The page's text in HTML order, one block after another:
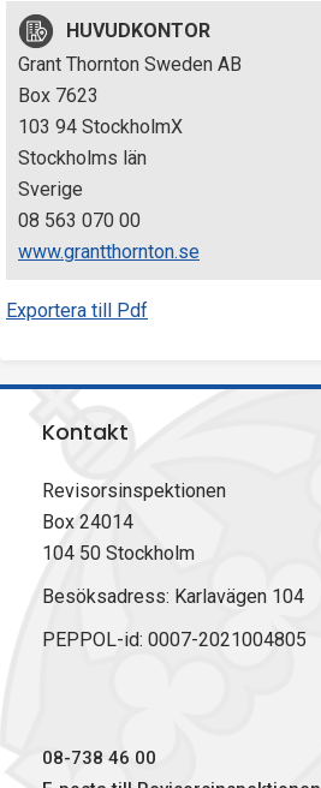
n
e
n
HUVUDKONTOR
Grant Thornton Sweden AB
Box 7623
103 94 StockholmX
Stockholms län
Sverige
08 563 070 00
www.grantthornton.se
Exportera till Pdf
Kontakt
Revisorsinspektionen
Box 24014
104 50 Stockholm
Besöksadress: Karlavägen 104
PEPPOL-id: 0007-2021004805
08-738 46 00